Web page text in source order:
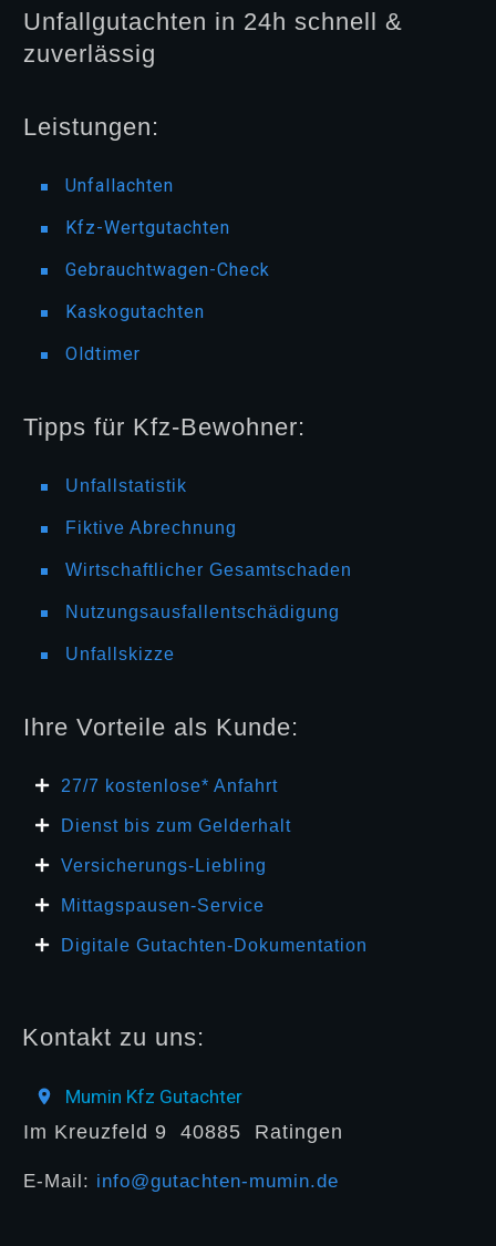
Unfallgutachten in 24h schnell &
zuverlässig
Leistungen:
Unfallachten
Kfz-Wertgutachten
Gebrauchtwagen-Check
Kaskogutachten
Oldtimer
Tipps für Kfz-Bewohner:
Unfallstatistik
Fiktive Abrechnung
Wirtschaftlicher Gesamtschaden
Nutzungsausfallentschädigung
Unfallskizze
Ihre Vorteile als Kunde:
27/7 kosten lose* Anfahrt
Dienst bis zum Gelderhalt
Versicherungs-Liebling
Mittagspausen-Service
Digitale Gutachten-Dokumentation
Kontakt zu uns:
Mumin Kfz Gutachter
Im Kreuzfeld 9 40885 Ratingen
E-Mail: info@gutachten-mumin.de